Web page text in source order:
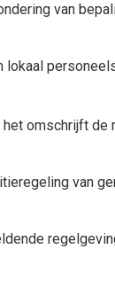
van
omschrijft
van